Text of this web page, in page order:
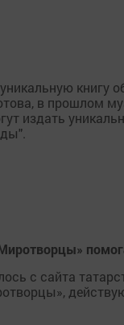
книгу
в прошлом
издать
с сайта